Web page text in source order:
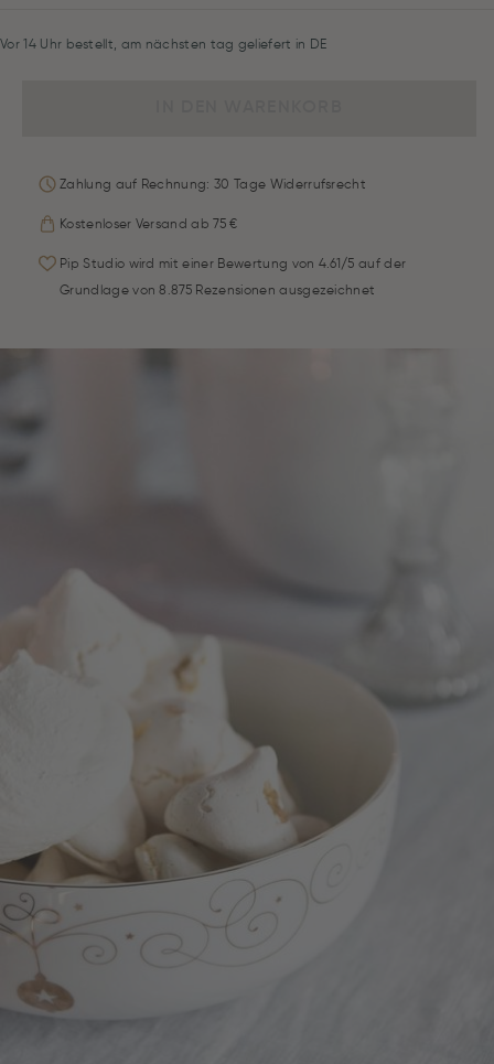
Vor 14 Uhr bestellt, am nächsten tag geliefert in DE
Zahlung auf Rechnung: 30 Tage Widerrufsrecht
Kostenloser Versand ab 75 €
Pip Studio wird mit einer Bewertung von 4.61/5 auf der
Grundlage von 8.875 Rezensionen ausgezeichnet